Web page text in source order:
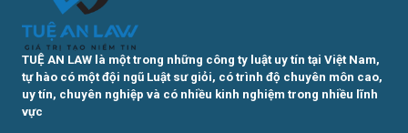
TUỆ AN LAW là một trong những công ty luật uy tín tại Việt Nam,
tự hào có một đội ngũ Luật sư giỏi, có trình độ chuyên môn cao,
uy tín, chuyên nghiệp và có nhiều kinh nghiệm trong nhiều lĩnh
vực